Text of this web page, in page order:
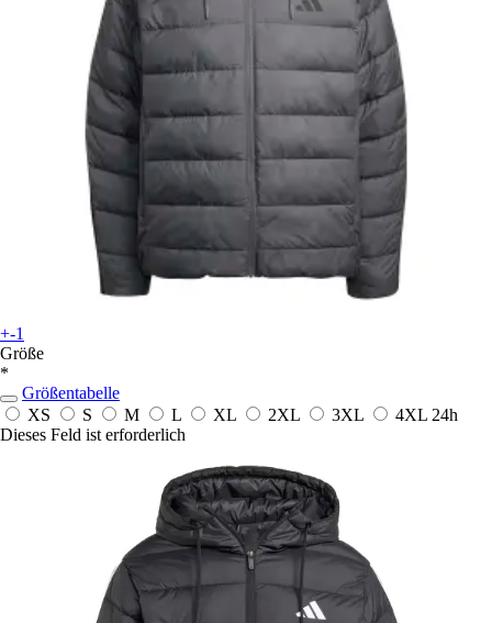
+-1
Größe
*
Größentabelle
XS
S M L XL 2XL 3XL 4XL 24h
Dieses Feld ist erforderlich